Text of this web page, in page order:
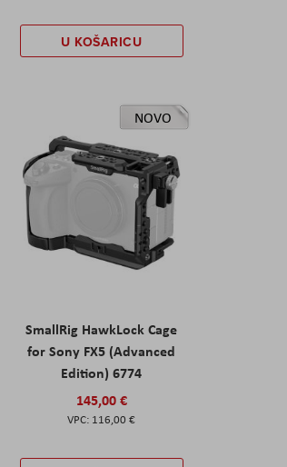
U KOŠARICU
NOVO
SmallRig HawkLock Cage
for Sony FX5 (Advanced
Edition) 6774
145,00 €
116,00 €